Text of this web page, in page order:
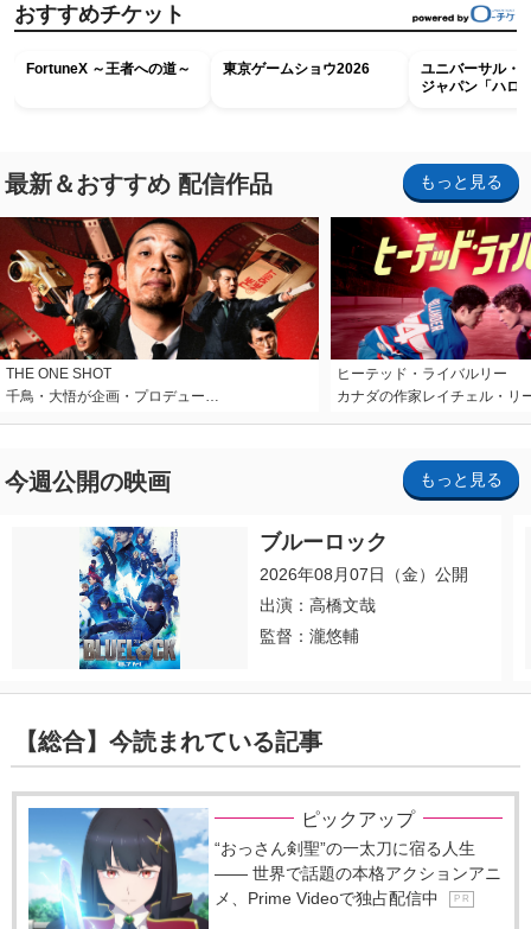
おすすめチケット
FortuneX ～王者への道～ 東京ゲームショウ2026
ユニバーサル・
ジャパン「ハロ
最新＆おすすめ 配信作品 もっと見る
THE ONE SHOT
千鳥・大悟が企画・プロデュー…
ヒーテッド・ライバルリー
カナダの作家レイチェル・リ
今週公開の映画 もっと見る
ブルーロック
2026年08月07日（金）公開
出演：高橋文哉
監督：瀧悠輔
【総合】今読まれている記事
ピックアップ
“おっさん剣聖”の一太刀に宿る人生
―― 世界で話題の本格アクションアニ
メ、Prime Videoで独占配信中
P R